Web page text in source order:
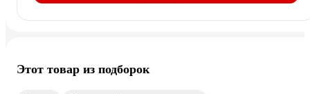
Этот товар из подборок